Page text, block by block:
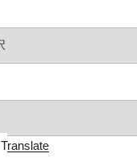
Translate